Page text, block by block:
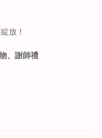
放！
、謝師禮